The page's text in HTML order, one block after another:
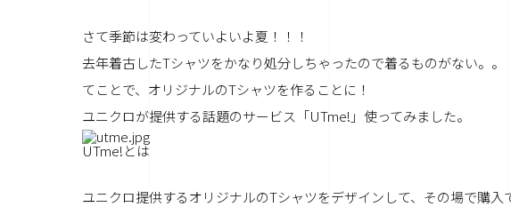
さて季節は変わっていよいよ夏！！！
去年着古したTシャツをかなり処分しちゃったので着るものがない。。
てことで、オリジナルのTシャツを作ることに！
ユニクロが提供する話題のサービス「UTme!」使ってみました。
UTme!とは
ユニクロ提供するオリジナルのTシャツをデザインして、その場で購